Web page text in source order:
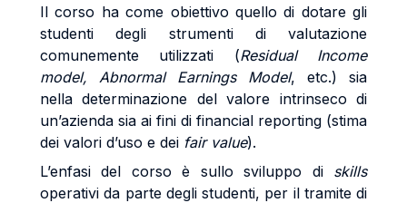
Il corso ha come obiettivo quello di dotare gli
studenti degli strumenti di valutazione
comunemente utilizzati (Residual Income
model, Abnormal Earnings Model, etc.) sia
nella determinazione del valore intrinseco di
un’azienda sia ai fini di financial reporting (stima
dei valori d’uso e dei fair value).
L’enfasi del corso è sullo sviluppo di skills
operativi da parte degli studenti, per il tramite di